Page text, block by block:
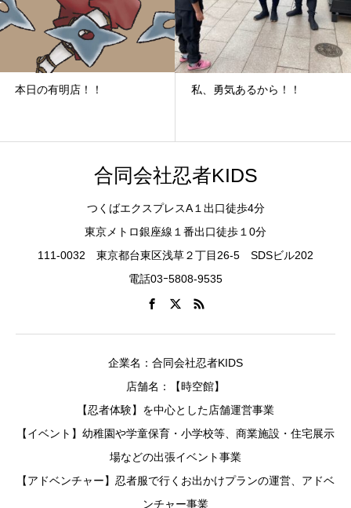
本日の有明店！！ 私、勇気あるから！！
合同会社忍者KIDS
つくばエクスプレスA１出口徒歩4分
東京メトロ銀座線１番出口徒歩１0分
111-0032 東京都台東区浅草２丁目26-5 SDSビル202
電話03ｰ5808-9535
企業名：合同会社忍者KIDS
店舗名：【時空館】
【忍者体験】を中心とした店舗運営事業
【イベント】幼稚園や学童保育・小学校等、商業施設・住宅展示
場などの出張イベント事業
【アドベンチャー】忍者服で行くお出かけプランの運営、アドベ
ンチャー事業